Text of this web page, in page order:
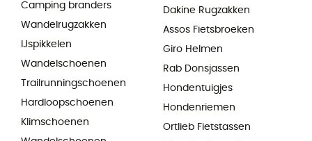
Camping branders
Wandelrugzakken
IJspikkelen
Wandelschoenen
Trailrunningschoenen
Hardloopschoenen
Klimschoenen
Dakine Rugzakken
Assos Fietsbroeken
Giro Helmen
Rab Donsjassen
Hondentuigjes
Hondenriemen
Ortlieb Fietstassen